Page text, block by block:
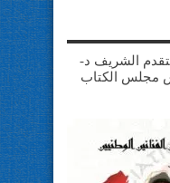
الشريف د-
مجلس الكتاب